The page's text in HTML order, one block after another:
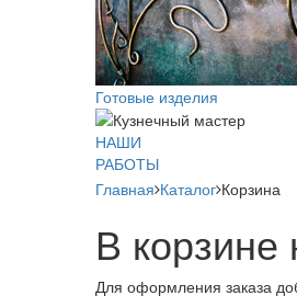
Готовые изделия
НАШИ
РАБОТЫ
Главная Каталог Корзина
В корзине
Для оформления заказа